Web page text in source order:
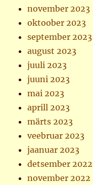
november 2023
oktoober 2023
september 2023
august 2023
juuli 2023
juuni 2023
mai 2023
aprill 2023
märts 2023
veebruar 2023
jaanuar 2023
detsember 2022
november 2022